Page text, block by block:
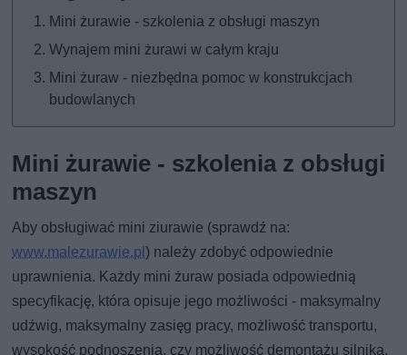
Mini żurawie - szkolenia z obsługi maszyn
Wynajem mini żurawi w całym kraju
Mini żuraw - niezbędna pomoc w konstrukcjach
budowlanych
Mini żurawie - szkolenia z obsługi
maszyn
Aby obsługiwać mini ziurawie (sprawdź na:
www.malezurawie.pl) należy zdobyć odpowiednie
uprawnienia. Każdy mini żuraw posiada odpowiednią
specyfikację, która opisuje jego możliwości - maksymalny
udźwig, maksymalny zasięg pracy, możliwość transportu,
wysokość podnoszenia, czy możliwość demontażu silnika.